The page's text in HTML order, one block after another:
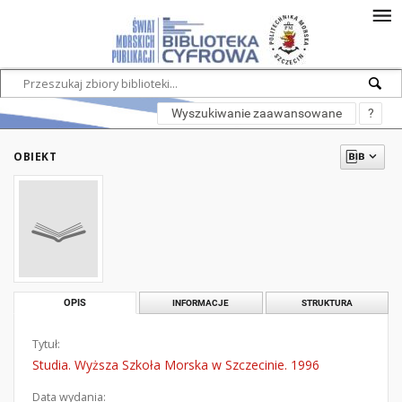
Wyszukiwanie zaawansowane ?
OBIEKT
OPIS INFORMACJE STRUKTURA
Tytuł:
Studia. Wyższa Szkoła Morska w Szczecinie. 1996
Data wydania: